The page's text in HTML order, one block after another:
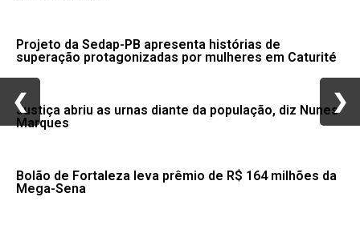
Projeto da Sedap-PB apresenta histórias de
superação protagonizadas por mulheres em Caturité
Justiça abriu as urnas diante da população, diz Nunes
Marques
Bolão de Fortaleza leva prêmio de R$ 164 milhões da
Mega-Sena
❮ ❯
❮ ❯